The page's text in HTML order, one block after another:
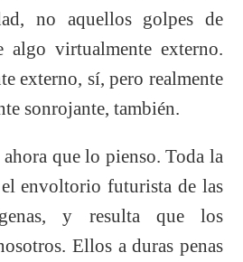
no aquellos golpes de
algo virtualmente externo.
externo, sí, pero realmente
sonrojante, también.
que lo pienso. Toda la
envoltorio futurista de las
y resulta que los
Ellos a duras penas